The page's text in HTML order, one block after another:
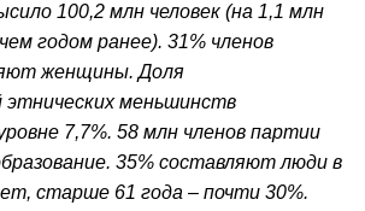
100,2 млн человек (на 1,1 млн
годом ранее). 31% членов
женщины. Доля
меньшинств
7,7%. 58 млн членов партии
35% составляют люди в
старше 61 года – почти 30%.